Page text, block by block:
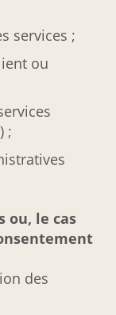
services ;
ou
;
ou, le cas
des